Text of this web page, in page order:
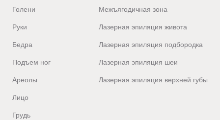
Голени
Руки
Бедра
Подъем ног
Ареолы
Лицо
Грудь
Межъягодичная зона
Лазерная эпиляция живота
Лазерная эпиляция подбородка
Лазерная эпиляция шеи
Лазерная эпиляция верхней губы